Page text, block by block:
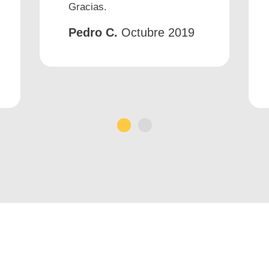
Gracias.
Pedro C. Octubre 2019